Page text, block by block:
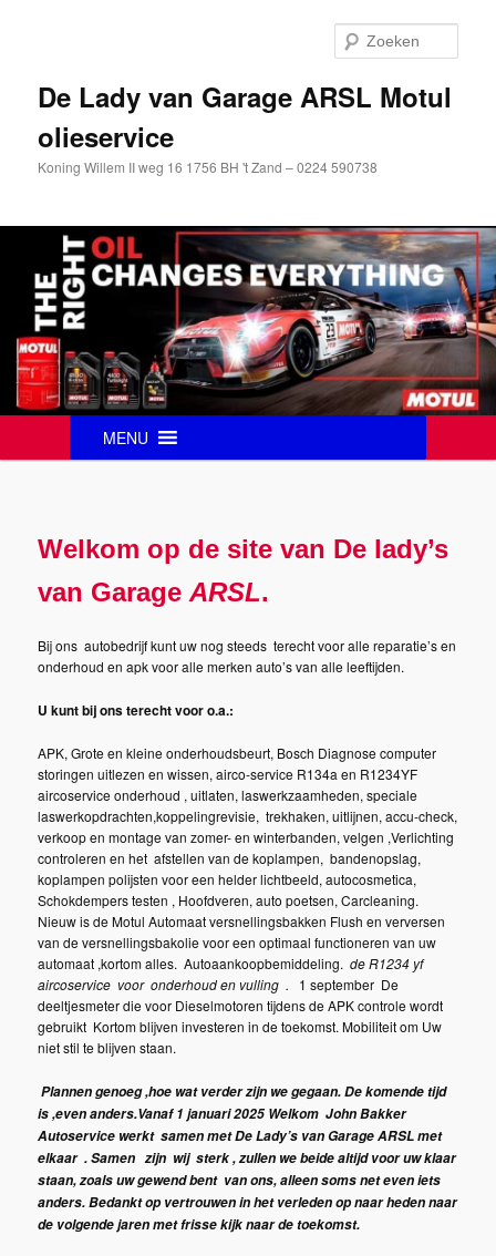
De Lady van Garage ARSL Motul
olieservice
Koning Willem II weg 16 1756 BH 't Zand – 0224 590738
primaire
MENU
Welkom op de site van De lady’s
van GarageARSL.
Bij ons autobedrijf kunt uw nog steeds terecht voor alle reparatie’s en
onderhoud en apk voor alle merken auto’s van alle leeftijden.
U kunt bij ons terecht voor o.a.:
APK, Grote en kleine onderhoudsbeurt, Bosch Diagnose computer
storingen uitlezen en wissen, airco-service R134a en R1234YF
aircoservice onderhoud , uitlaten, laswerkzaamheden, speciale
laswerkopdrachten,koppelingrevisie, trekhaken, uitlijnen, accu-check,
verkoop en montage van zomer- en winterbanden, velgen ,Verlichting
controleren en het afstellen van de koplampen, bandenopslag,
koplampen polijsten voor een helder lichtbeeld, autocosmetica,
Schokdempers testen , Hoofdveren, auto poetsen, Carcleaning.
Nieuw is de Motul Automaat versnellingsbakken Flush en verversen
van de versnellingsbakolie voor een optimaal functioneren van uw
automaat ,kortom alles. Autoaankoopbemiddeling. de R1234 yf
aircoservice voor onderhoud en vulling . 1 september De
deeltjesmeter die voor Dieselmotoren tijdens de APK controle wordt
gebruikt Kortom blijven investeren in de toekomst. Mobiliteit om Uw
niet stil te blijven staan.
Plannen genoeg ,hoe wat verder zijn we gegaan. De komende tijd
is ,even anders.Vanaf 1 januari 2025 Welkom John Bakker
Autoservice werkt samen met De Lady’s van Garage ARSL met
elkaar . Samen zijn wij sterk , zullen we beide altijd voor uw klaar
staan, zoals uw gewend bent van ons, alleen soms net even iets
anders. Bedankt op vertrouwen in het verleden op naar heden naar
de volgende jaren met frisse kijk naar de toekomst.